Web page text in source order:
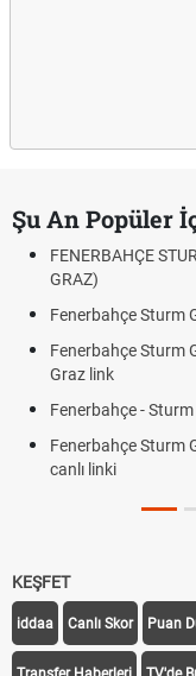
Şu An Popüler
FENERBAHÇE
GRAZ)
Fenerbahçe Sturm
Fenerbahçe Sturm
Graz link
Fenerbahçe -
Fenerbahçe Sturm
canlı linki
KEŞFET
iddaa Canlı Skor Puan